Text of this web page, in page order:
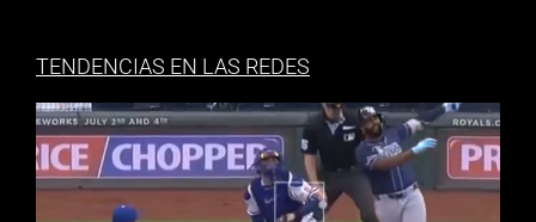
TENDENCIAS EN LAS REDES